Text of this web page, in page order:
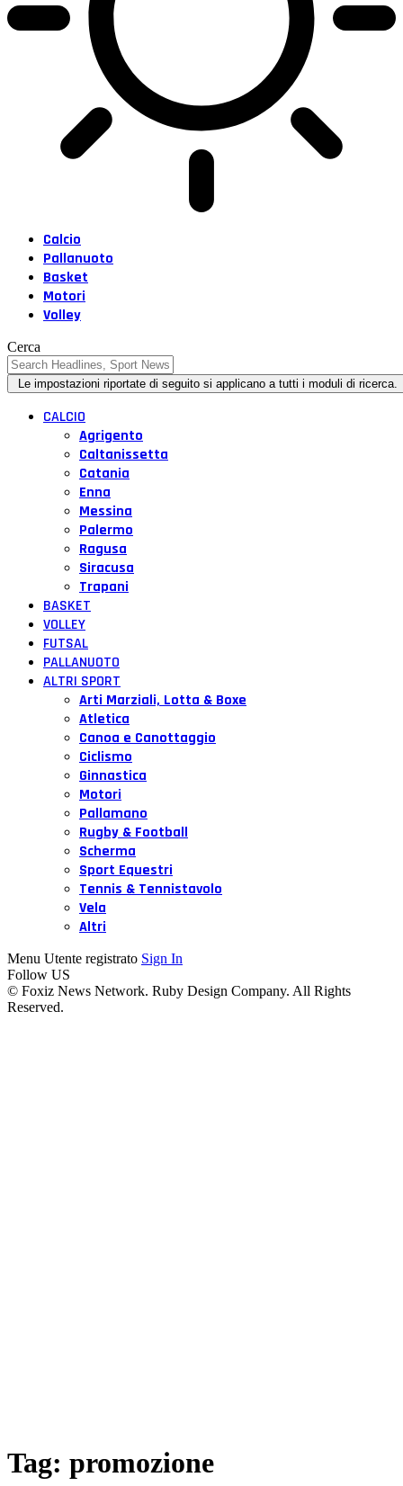
Calcio
Pallanuoto
Basket
Motori
Volley
Cerca
CALCIO
Agrigento
Caltanissetta
Catania
Enna
Messina
Palermo
Ragusa
Siracusa
Trapani
BASKET
VOLLEY
FUTSAL
PALLANUOTO
ALTRI SPORT
Arti Marziali, Lotta & Boxe
Atletica
Canoa e Canottaggio
Ciclismo
Ginnastica
Motori
Pallamano
Rugby & Football
Scherma
Sport Equestri
Tennis & Tennistavolo
Vela
Altri
Menu Utente registrato Sign In
Follow US
© Foxiz News Network. Ruby Design Company. All Rights
Reserved.
Tag: promozione